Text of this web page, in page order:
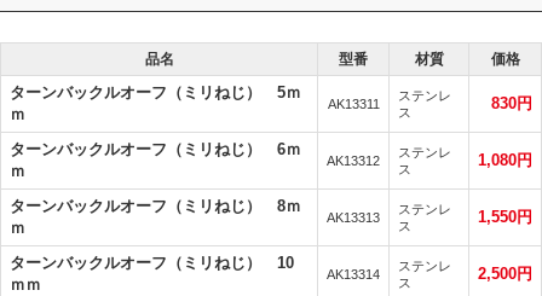
品名 型番 材質 価格
ターンバックルオーフ（ミリねじ） 5ｍ
ｍ
AK13311
ステンレ
ス
830円
ターンバックルオーフ（ミリねじ） 6ｍ
ｍ
AK13312
ステンレ
ス
1,080円
ターンバックルオーフ（ミリねじ） 8ｍ
ｍ
AK13313
ステンレ
ス
1,550円
ターンバックルオーフ（ミリねじ） 10
ｍｍ
AK13314
ステンレ
ス
2,500円